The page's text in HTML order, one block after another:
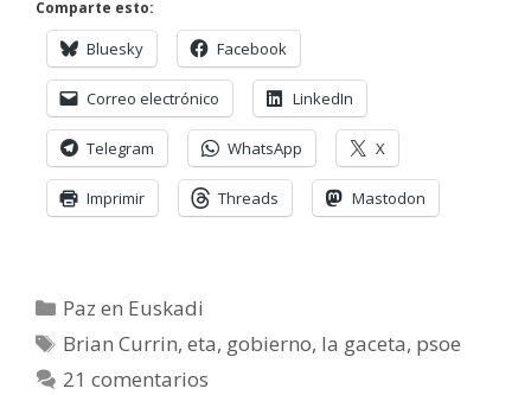
Comparte esto:
Bluesky Facebook
Correo electrónico LinkedIn
Telegram WhatsApp X
Imprimir Threads Mastodon
Categorías
Paz en Euskadi
Etiquetas
Brian Currin,eta, gobierno, la gaceta, psoe
21 comentarios